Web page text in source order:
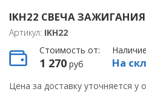
IKH22 СВЕЧА ЗАЖИГАНИЯ
Артикул: IKH22
Стоимость от:
1 270 руб
Наличие
На
Цена за доставку уточняется у